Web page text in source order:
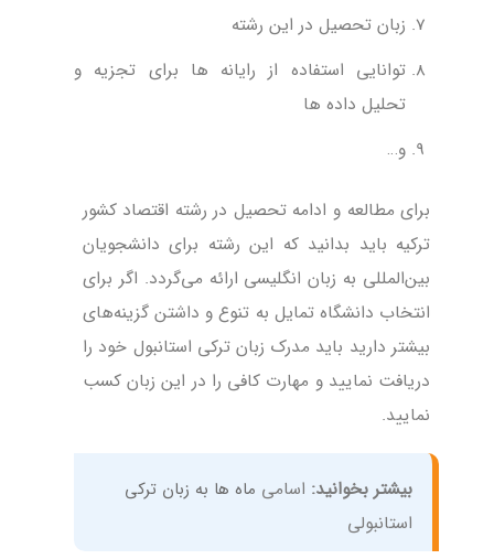
زبان تحصیل در این رشته
توانایی استفاده از رایانه ها برای تجزیه و
تحلیل داده ها
و…
برای مطالعه و ادامه تحصیل در رشته اقتصاد کشور
ترکیه باید بدانید که این رشته برای دانشجویان
بین‌المللی به زبان انگلیسی ارائه می‌گردد. اگر برای
انتخاب دانشگاه تمایل به تنوع و داشتن گزینه‌های
بیشتر دارید باید مدرک زبان ترکی استانبول خود را
دریافت نمایید و مهارت کافی را در این زبان کسب
نمایید.
بیشتر بخوانید: اسامی ماه ها به زبان ترکی
استانبولی